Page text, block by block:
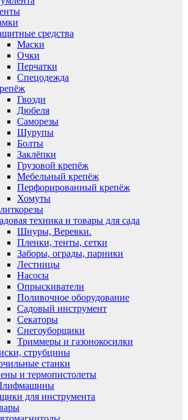
средства
Маски
Очки
Перчатки
Спецодежда
Гвозди
Дюбеля
Саморезы
Шурупы
Болты
Заклёпки
Грузовой крепёж
Мебельный крепёж
Перфорированный крепёж
Хомуты
техника и товары для сада
Шнуры, Веревки.
Пленки, тенты, сетки
Заборы, ограды, парники
Лестницы
Насосы
Опрыскиватели
Поливочное оборудование
Садовый инструмент
Секаторы
Снегоуборщики
Триммеры и газонокосилки
струбцины
станки
и термопистолеты
для инструмента